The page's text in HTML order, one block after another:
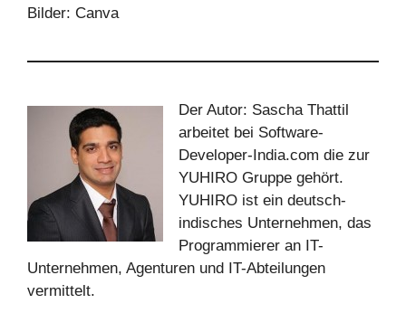
Bilder: Canva
Der Autor: Sascha Thattil
arbeitet bei Software-
Developer-India.com die zur
YUHIRO Gruppe gehört.
YUHIRO ist ein deutsch-
indisches Unternehmen, das
Programmierer an IT-
Unternehmen, Agenturen und IT-Abteilungen
vermittelt.